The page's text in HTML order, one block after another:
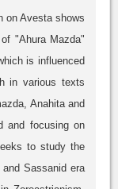
on Avesta shows
"Ahura Mazda"
is influenced
in various texts
Anahita and
and focusing on
to study the
Sassanid era